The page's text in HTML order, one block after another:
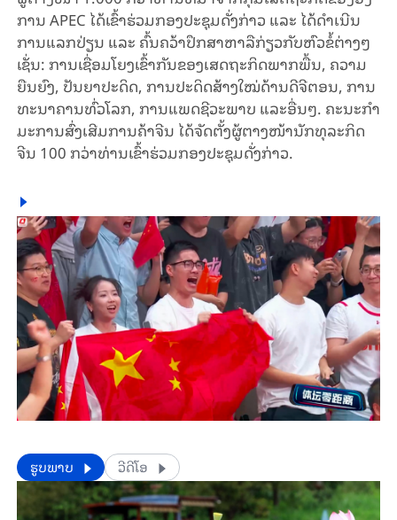
ການ APEC ໄດ້​ເຂົ້າ​ຮ່ວມກອງ​ປະ​ຊຸມ​ດັ່ງ​ກ່າວ ແລະ ໄດ້​ດຳ​ເນີນ​
ການ​ແລກ​ປ່ຽ​ນ ແລະ ຄົ້ນ​ຄວ້າ​ປຶກ​ສາ​ຫາ​ລື​ກ່ຽວ​ກັບ​ຫົວ​ຂໍ້​ຕ່າງໆ
ເຊັ່ນ: ການ​ເຊື່ອມ​ໂຍງ​ເຂົ້າ​ກັນ​ຂອງ​ເສດ​ຖະ​ກິດ​ພາກ​ພື້ນ, ຄວາມ​
ຍືນ​ຍົງ, ປັນ​ຍາ​ປ​ະ​ດິດ, ການ​ປະ​ດິດ​ສ້າງ​ໃໝ່​ດ້ານ​ດີ​ຈີ​ຕອນ, ການ​
ທະ​ນາ​ຄານ​ທົ່ວ​ໂລກ, ການແພດຊີວະພາບ ແລະ​ອື່ນໆ. ຄະ​ນະ​ກຳ​
ມະ​ການ​ສົ່ງ​ເສີມ​ການ​ຄ້າ​ຈີນ ໄດ້ຈັດຕັ້ງຜູ້​ຕາງ​ໜ້ານັກທຸລ​ະ​ກິດ​
ຈີນ 100 ກ​ວ່າ​ທ່ານ​ເຂົ້າ​ຮ່ວມກອງ​ປະ​ຊຸມ​ດັ່ງ​ກ່າວ.
​​ຮູບພາບ ວີດີໂອ